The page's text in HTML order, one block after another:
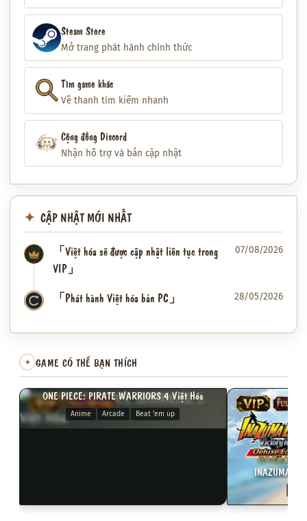
Steam Store
Mở trang phát hành chính thức
Tìm game khác
Về thanh tìm kiếm nhanh
Cộng đồng Discord
Nhận hỗ trợ và bản cập nhật
CẬP NHẬT MỚI NHẤT
「Việt hóa sẽ được cập nhật liên tục trong
VIP」
07/08/2026
✦ 「Phát hành Việt hóa bản PC」 28/05/2026
✦ GAME CÓ THỂ BẠN THÍCH
VIP FULL VIỆT HÓA
ONE PIECE: PIRATE WARRIORS 4 Việt Hóa
Anime Arcade Beat 'em up
VIP FULL
INAZUMA